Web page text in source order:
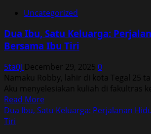
Ibu,
Keluarga:
Perjalanan
Bersama
Ibu
Tiri
Uncategorized
Dua Ibu, Satu Keluarga:
Bersama Ibu Tiri
5ta0j December 29, 2025 0
Namaku Robby, lahir di kota Tegal 25
Aku menyelesiakan kuliah di fakultras
Read MoreRead
more
Dua Ibu, Satu Keluarga: Perjalanan
Tiri